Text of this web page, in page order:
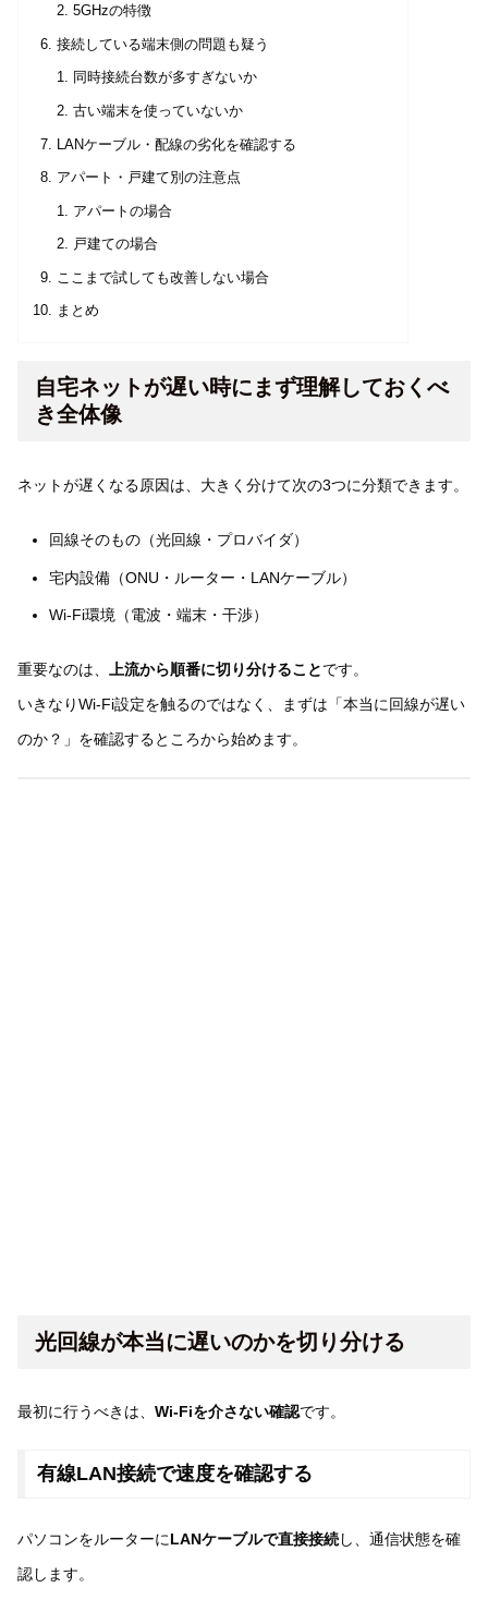
5GHzの特徴
接続している端末側の問題も疑う
同時接続台数が多すぎないか
古い端末を使っていないか
LANケーブル・配線の劣化を確認する
アパート・戸建て別の注意点
アパートの場合
戸建ての場合
ここまで試しても改善しない場合
まとめ
自宅ネットが遅い時にまず理解しておくべ
き全体像
ネットが遅くなる原因は、大きく分けて次の3つに分類できます。
回線そのもの（光回線・プロバイダ）
宅内設備（ONU・ルーター・LANケーブル）
Wi-Fi環境（電波・端末・干渉）
重要なのは、 上流から順番に切り分けることです。
いきなりWi-Fi設定を触るのではなく、まずは「本当に回線が遅い
のか？」を確認するところから始めます。
光回線が本当に遅いのかを切り分ける
最初に行うべきは、 Wi-Fiを介さない確認です。
有線LAN接続で速度を確認する
パソコンをルーターにLANケーブルで直接接続し、通信状態を確
認します。